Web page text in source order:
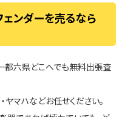
ンダーを売るなら
都六県どこへでも無料出張査
ヤマハなどお任せください。